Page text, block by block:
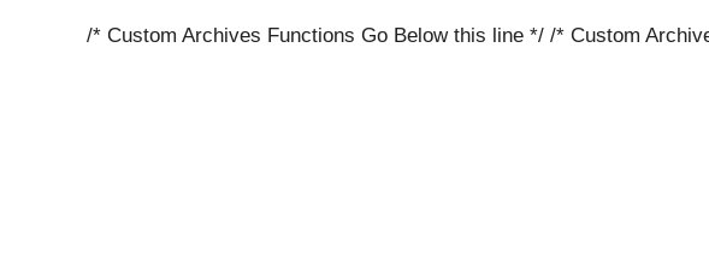
/* Custom Archives Functions Go Below this line */ /* Custom